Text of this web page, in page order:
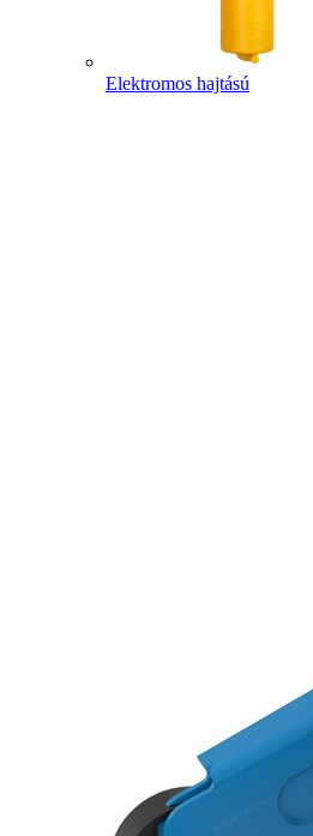
Elektromos hajtású